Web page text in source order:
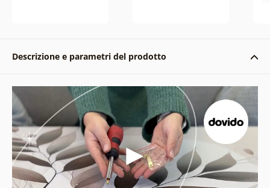
Descrizione e parametri del prodotto